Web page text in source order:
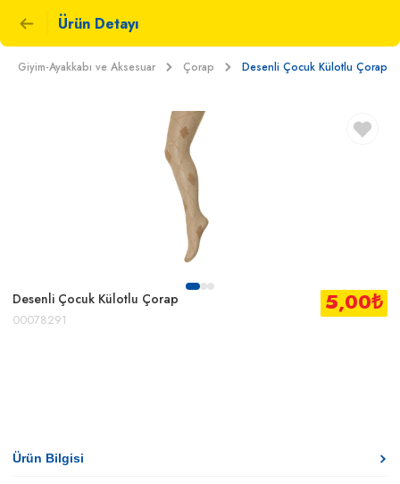
Ürün Detayı
Giyim-Ayakkabı ve Aksesuar Çorap Desenli Çocuk Külotlu Çorap
Desenli Çocuk Külotlu Çorap
00078291
5,00₺
Ürün Bilgisi